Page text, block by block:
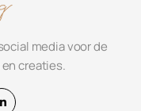
media voor de
creaties.